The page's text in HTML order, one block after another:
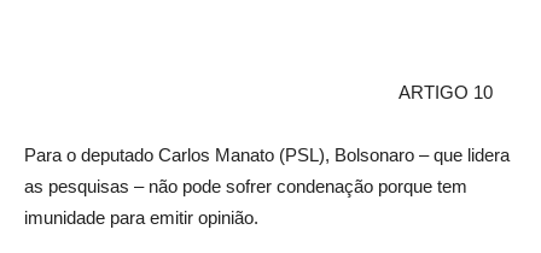
ARTIGO 10
Para o deputado Carlos Manato (PSL), Bolsonaro – que lidera
as pesquisas – não pode sofrer condenação porque tem
imunidade para emitir opinião.